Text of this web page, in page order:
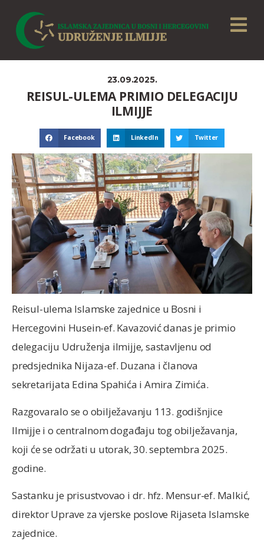
23.09.2025.
REISUL-ULEMA PRIMIO DELEGACIJU
ILMIJJE
Facebook LinkedIn Twitter
Reisul-ulema Islamske zajednice u Bosni i
Hercegovini Husein-ef. Kavazović danas je primio
delegaciju Udruženja ilmijje, sastavljenu od
predsjednika Nijaza-ef. Duzana i članova
sekretarijata Edina Spahića i Amira Zimića.
Razgovaralo se o obilježavanju 113. godišnjice
Ilmijje i o centralnom događaju tog obilježavanja,
koji će se održati u utorak, 30. septembra 2025.
godine.
Sastanku je prisustvovao i dr. hfz. Mensur-ef. Malkić,
direktor Uprave za vjerske poslove Rijaseta Islamske
zajednice.